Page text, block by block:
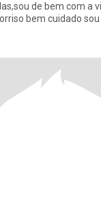
de bem com a
bem cuidado